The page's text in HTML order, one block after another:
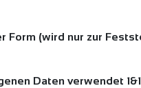
Form (wird nur zur
Daten verwendet